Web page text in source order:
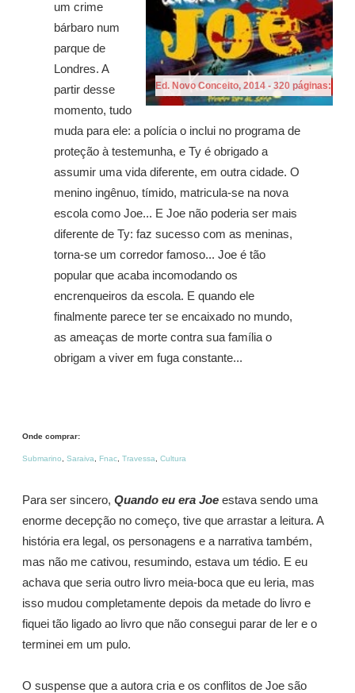
Ed. Novo Conceito, 2014 - 320 páginas:
um crime
bárbaro num
parque de
Londres. A
partir desse
momento, tudo
muda para ele: a polícia o inclui no programa de
proteção à testemunha, e Ty é obrigado a
assumir uma vida diferente, em outra cidade. O
menino ingênuo, tímido, matricula-se na nova
escola como Joe... E Joe não poderia ser mais
diferente de Ty: faz sucesso com as meninas,
torna-se um corredor famoso... Joe é tão
popular que acaba incomodando os
encrenqueiros da escola. E quando ele
finalmente parece ter se encaixado no mundo,
as ameaças de morte contra sua família o
obrigam a viver em fuga constante...
Onde comprar:
Submarino Saraiva Fnac Travessa Cultura
Para ser sincero, Quando eu era Joe estava sendo uma
enorme decepção no começo, tive que arrastar a leitura. A
história era legal, os personagens e a narrativa também,
mas não me cativou, resumindo, estava um tédio. E eu
achava que seria outro livro meia-boca que eu leria, mas
isso mudou completamente depois da metade do livro e
fiquei tão ligado ao livro que não consegui parar de ler e o
terminei em um pulo.
O suspense que a autora cria e os conflitos de Joe são